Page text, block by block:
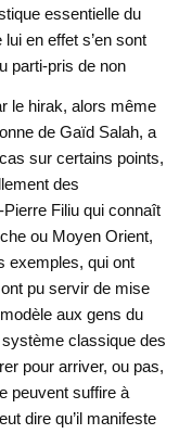
essentielle du
en effet s’en sont
parti-pris de non
le hirak, alors même
de Gaïd Salah, a
sur certains points,
des
Filiu qui connaît
ou Moyen Orient,
exemples, qui ont
pu servir de mise
aux gens du
système classique des
pour arriver, ou pas,
peuvent suffire à
dire qu’il manifeste